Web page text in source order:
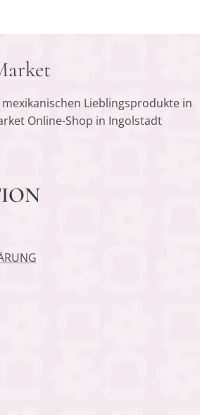
Lieblingsprodukte in
Online-Shop in Ingolstadt